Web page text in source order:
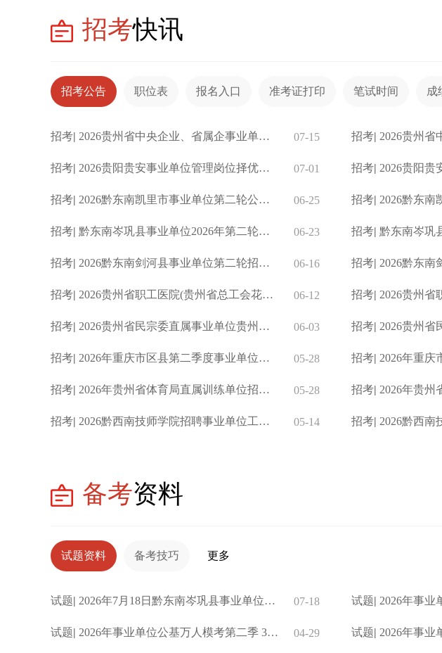
招考快讯
招考公告 职位表 报名入口 准考证打印 笔试时间 成
招考| 2026贵州省中央企业、省属企事业单位接收退役士兵安置岗位计划 07-15
招考| 2026贵阳贵安事业单位管理岗位择优安置安排工作退役士兵公告（ 07-01
招考| 2026黔东南凯里市事业单位第二轮公开招聘工作人员简章（131人 06-25
招考| 黔东南岑巩县事业单位2026年第二轮公开招聘工作人员（98人） 06-23
招考| 2026黔东南剑河县事业单位第二轮招聘工作人员简章（50人） 06-16
招考| 2026贵州省职工医院(贵州省总工会花溪职工疗养院)第二批招聘事 06-12
招考| 2026贵州省民宗委直属事业单位贵州省民族歌舞团招聘专业技术工 06-03
招考| 2026年重庆市区县第二季度事业单位招聘工作人员公告（2179人） 05-28
招考| 2026年贵州省体育局直属训练单位招聘优秀运动员实施方案 05-28
招考| 2026黔西南技师学院招聘事业单位工作人员简章（14人） 05-14
招考| 2026贵州省中央企业
招考| 2026贵阳贵安事业单
招考| 2026黔东南凯里市事
招考| 黔东南岑巩县事业单
招考| 2026黔东南剑河县
招考| 2026贵州省职工医院
招考| 2026贵州省民宗委直
招考| 2026年重庆市区县第
招考| 2026年贵州省体育
招考| 2026黔西南技师学
备考资料
试题资料 备考技巧 更多
试题| 2026年7月18日黔东南岑巩县事业单位考试《综合知识》臻题及参 07-18
试题| 2026年事业单位公基万人模考第二季 33.(多选题)“加快高水平科 04-29
试题| 2026年事业单位公
试题| 2026年事业单位公